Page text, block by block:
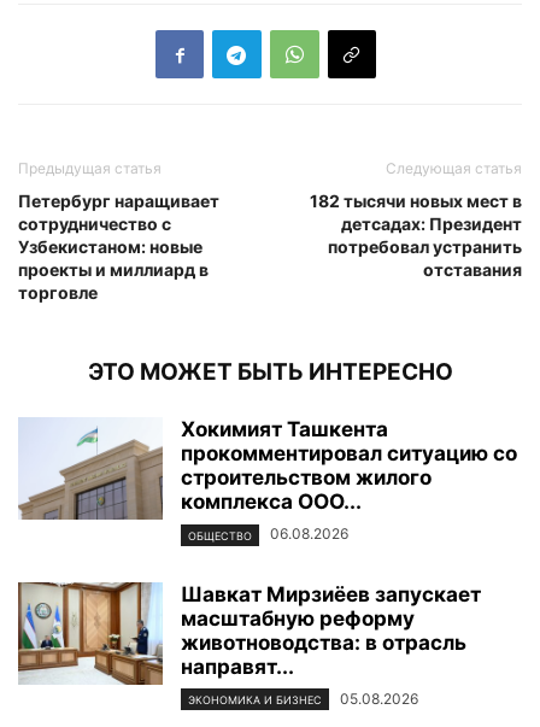
Предыдущая статья
Петербург наращивает
сотрудничество с
Узбекистаном: новые
проекты и миллиард в
торговле
Следующая статья
182 тысячи новых мест в
детсадах: Президент
потребовал устранить
отставания
ЭТО МОЖЕТ БЫТЬ ИНТЕРЕСНО
Хокимият Ташкента
прокомментировал ситуацию со
строительством жилого
комплекса ООО...
ОБЩЕСТВО 06.08.2026
Шавкат Мирзиёев запускает
масштабную реформу
животноводства: в отрасль
направят...
ЭКОНОМИКА И БИЗНЕС 05.08.2026